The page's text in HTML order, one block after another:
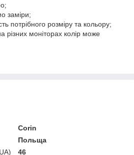
заміри;
потрібного розміру та кольору;
моніторах колір може
Corin
Польща
46